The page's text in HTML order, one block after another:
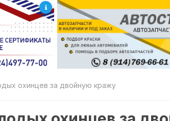
охинцев за двойную кражу